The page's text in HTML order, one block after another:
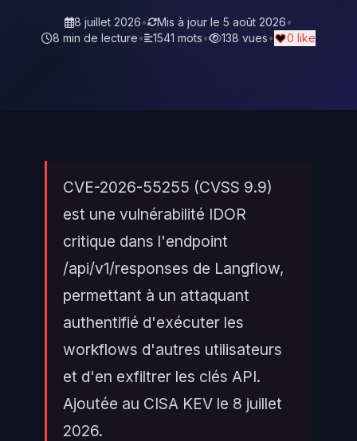
8 juillet 2026• Mis à jour le 5 août 2026•
8 min de lecture• 1541 mots• 138 vues• 0 like
CVE-2026-55255 (CVSS 9.9)
est une vulnérabilité IDOR
critique dans l'endpoint
/api/v1/responses de Langflow,
permettant à un attaquant
authentifié d'exécuter les
workflows d'autres utilisateurs
et d'en exfiltrer les clés API.
Ajoutée au CISA KEV le 8 juillet
2026.